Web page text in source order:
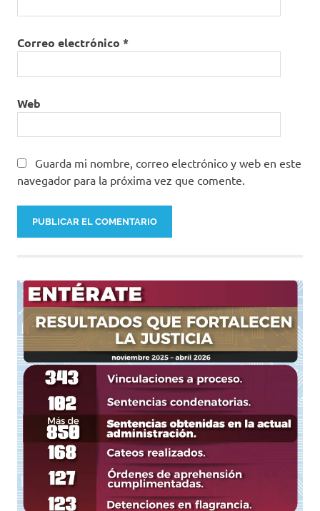
Correo electrónico *
Web
Guarda mi nombre, correo electrónico y web en este
navegador para la próxima vez que comente.